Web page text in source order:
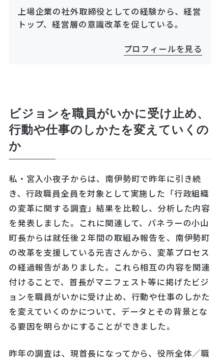
上場企業の社外取締役としての経験から、経営
トップ、経営層の意識改革を促している。
プロフィールを見る
ビジョンを職員がいかに受け止め、
行動や仕事のしかたを変えていくの
か
私・宮入小夜子からは、南伊勢町で昨年に引き続
き、行政職員全員を対象として実施した「行政組織
の変革に関する調査」結果を比較し、分析した内容
を発表しました。これに関連して、パネラーの小山
町長からは就任後２年間の取組み報告を、南伊勢町
の改革を支援している元吉さんから、変革プロセス
の経過報告がありました。これら相互の内容を関連
付けることで、首長がマニフェスト等に掲げたビジ
ョンを職員がいかに受け止め、行動や仕事のしかた
を変えていくのかについて、データとその背景とな
る要因を明らかにすることができました。
昨年の調査は、現首長になってから、役所全体／職